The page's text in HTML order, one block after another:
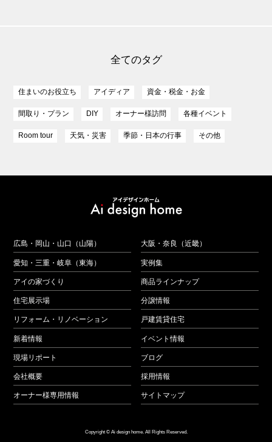
全てのタグ
住まいのお役立ち アイディア 資金・税金・お金
間取り・プラン DIY オーナー様訪問 各種イベント
Room tour 天気・災害 季節・日本の行事 その他
広島・岡山・山口（山陽） 大阪・奈良（近畿）
愛知・三重・岐阜（東海） 実例集
アイの家づくり 商品ラインナップ
住宅展示場 分譲情報
リフォーム・リノベーション 戸建賃貸住宅
新着情報 イベント情報
現場リポート ブログ
会社概要 採用情報
オーナー様専用情報 サイトマップ
Copyright © Ai design home. All Rights Reserved.